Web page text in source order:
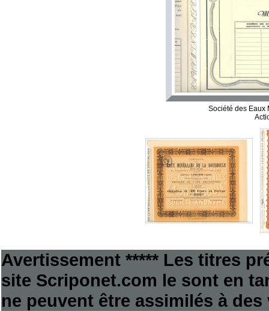
Société des Eaux
Avertissement ***** Les titres
site Scriponet.com le sont en
ne peuvent être assimilés à